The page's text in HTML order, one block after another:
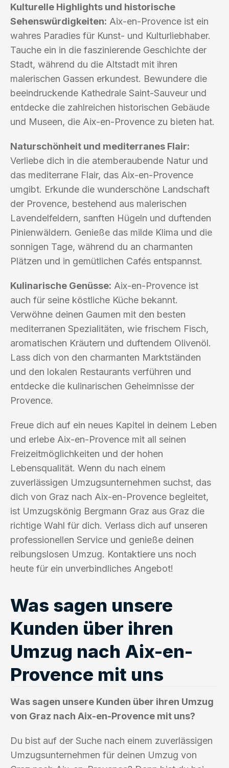
Kulturelle Highlights und historische
Sehenswürdigkeiten: Aix-en-Provence ist ein
wahres Paradies für Kunst- und Kulturliebhaber.
Tauche ein in die faszinierende Geschichte der
Stadt, während du die Altstadt mit ihren
malerischen Gassen erkundest. Bewundere die
beeindruckende Kathedrale Saint-Sauveur und
entdecke die zahlreichen historischen Gebäude
und Museen, die Aix-en-Provence zu bieten hat.
Naturschönheit und mediterranes Flair:
Verliebe dich in die atemberaubende Natur und
das mediterrane Flair, das Aix-en-Provence
umgibt. Erkunde die wunderschöne Landschaft
der Provence, bestehend aus malerischen
Lavendelfeldern, sanften Hügeln und duftenden
Pinienwäldern. Genieße das milde Klima und die
sonnigen Tage, während du an charmanten
Plätzen und in gemütlichen Cafés entspannst.
Kulinarische Genüsse: Aix-en-Provence ist
auch für seine köstliche Küche bekannt.
Verwöhne deinen Gaumen mit den besten
mediterranen Spezialitäten, wie frischem Fisch,
aromatischen Kräutern und duftendem Olivenöl.
Lass dich von den charmanten Marktständen
und den lokalen Restaurants verführen und
entdecke die kulinarischen Geheimnisse der
Provence.
Freue dich auf ein neues Kapitel in deinem Leben
und erlebe Aix-en-Provence mit all seinen
Freizeitmöglichkeiten und der hohen
Lebensqualität. Wenn du nach einem
zuverlässigen Umzugsunternehmen suchst, das
dich von Graz nach Aix-en-Provence begleitet,
ist Umzugskönig Bergmann Graz aus Graz die
richtige Wahl für dich. Verlass dich auf unseren
professionellen Service und genieße deinen
reibungslosen Umzug. Kontaktiere uns noch
heute für ein unverbindliches Angebot!
Was sagen unsere
Kunden über ihren
Umzug nach Aix-en-
Provence mit uns
Was sagen unsere Kunden über ihren Umzug
von Graz nach Aix-en-Provence mit uns?
Du bist auf der Suche nach einem zuverlässigen
Umzugsunternehmen für deinen Umzug von